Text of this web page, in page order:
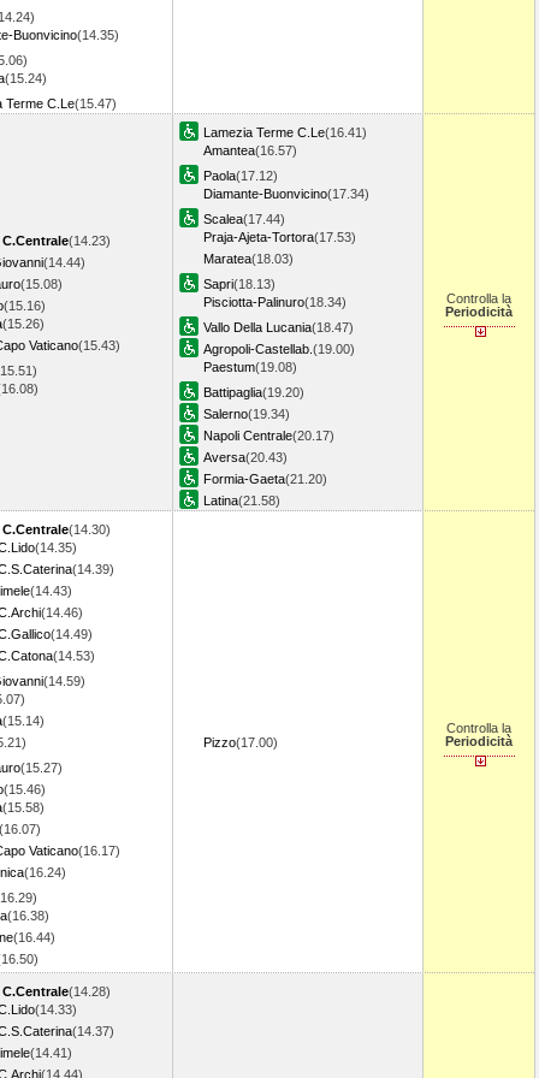
Buonvicino(14.35)
(15.24)
Terme C.Le(15.47)
(14.23)
(14.44)
(15.08)
(15.16)
(15.26)
Vaticano(15.43)
Lamezia Terme C.Le(16.41)
Amantea(16.57)
Paola(17.12)
Diamante-Buonvicino(17.34)
Scalea(17.44)
Praja-Ajeta-Tortora(17.53)
Maratea(18.03)
Sapri(18.13)
Pisciotta-Palinuro(18.34)
Vallo Della Lucania(18.47)
Agropoli-Castellab. (19.00)
Paestum(19.08)
Battipaglia(19.20)
Salerno(19.34)
Napoli Centrale(20.17)
Aversa(20.43)
Formia-Gaeta(21.20)
Latina(21.58)
Controlla la
Periodicità
(14.30)
(14.35)
(14.39)
(14.43)
(14.46)
(14.49)
(14.53)
(14.59)
(15.14)
(15.27)
(15.46)
(15.58)
(16.07)
Vaticano(16.17)
(16.24)
(16.38)
(16.44)
Pizzo(17.00)
Controlla la
Periodicità
(14.28)
(14.33)
(14.37)
(14.41)
(14.44)